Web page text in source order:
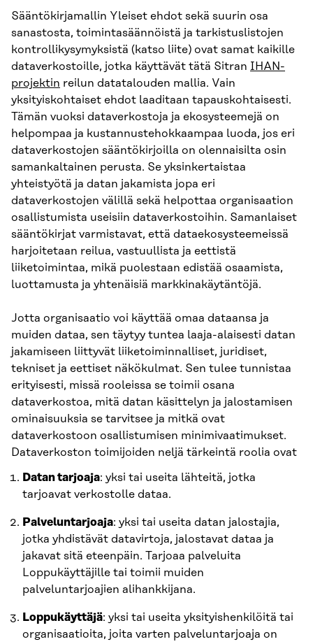
Sääntökirjamallin Yleiset ehdot sekä suurin osa
sanastosta, toimintasäännöistä ja tarkistuslistojen
kontrollikysymyksistä (katso liite) ovat samat kaikille
dataverkostoille, jotka käyttävät tätä Sitran IHAN-
projektin reilun datatalouden mallia. Vain
yksityiskohtaiset ehdot laaditaan tapauskohtaisesti.
Tämän vuoksi dataverkostoja ja ekosysteemejä on
helpompaa ja kustannustehokkaampaa luoda, jos eri
dataverkostojen sääntökirjoilla on olennaisilta osin
samankaltainen perusta. Se yksinkertaistaa
yhteistyötä ja datan jakamista jopa eri
dataverkostojen välillä sekä helpottaa organisaation
osallistumista useisiin dataverkostoihin. Samanlaiset
sääntökirjat varmistavat, että dataekosysteemeissä
harjoitetaan reilua, vastuullista ja eettistä
liiketoimintaa, mikä puolestaan edistää osaamista,
luottamusta ja yhtenäisiä markkinakäytäntöjä.
Jotta organisaatio voi käyttää omaa dataansa ja
muiden dataa, sen täytyy tuntea laaja-alaisesti datan
jakamiseen liittyvät liiketoiminnalliset, juridiset,
tekniset ja eettiset näkökulmat. Sen tulee tunnistaa
erityisesti, missä rooleissa se toimii osana
dataverkostoa, mitä datan käsittelyn ja jalostamisen
ominaisuuksia se tarvitsee ja mitkä ovat
dataverkostoon osallistumisen minimivaatimukset.
Dataverkoston toimijoiden neljä tärkeintä roolia ovat
Datan tarjoaja: yksi tai useita lähteitä, jotka
tarjoavat verkostolle dataa.
Palveluntarjoaja: yksi tai useita datan jalostajia,
jotka yhdistävät datavirtoja, jalostavat dataa ja
jakavat sitä eteenpäin. Tarjoaa palveluita
Loppukäyttäjille tai toimii muiden
palveluntarjoajien alihankkijana.
Loppukäyttäjä: yksi tai useita yksityishenkilöitä tai
organisaatioita, joita varten palveluntarjoaja on